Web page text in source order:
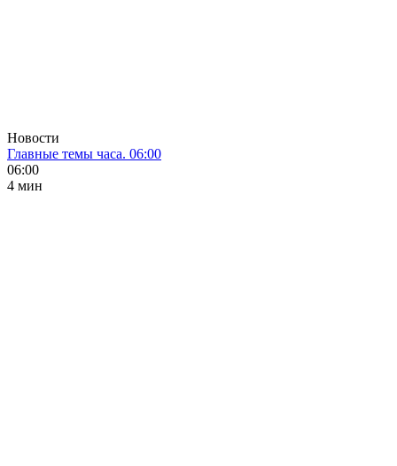
Новости
Главные темы часа. 06:00
06:00
4 мин